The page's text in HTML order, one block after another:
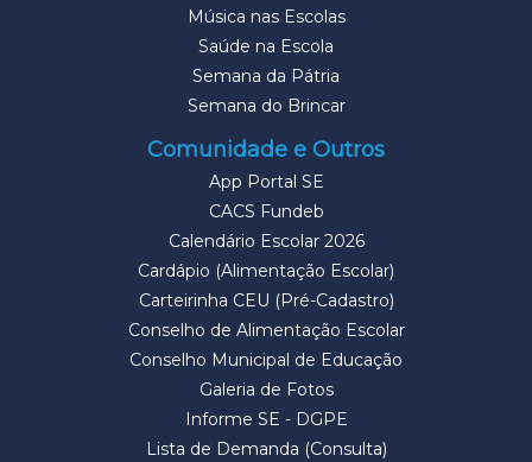
Música nas Escolas
Saúde na Escola
Semana da Pátria
Semana do Brincar
Comunidade e Outros
App Portal SE
CACS Fundeb
Calendário Escolar 2026
Cardápio (Alimentação Escolar)
Carteirinha CEU (Pré-Cadastro)
Conselho de Alimentação Escolar
Conselho Municipal de Educação
Galeria de Fotos
Informe SE - DGPE
Lista de Demanda (Consulta)